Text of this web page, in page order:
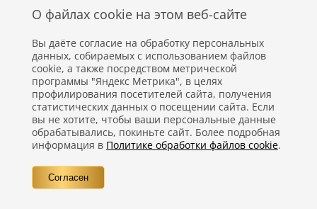
Мочка носа:
у питбультерьера может быть любого
цвета, в зависимости от окраса, в то время как у
стаффордширского терьера — только черного.
Телосложение:у питбуля легче костяк и не такая
широкая грудная клетка, как у стаффорда. У последнего
мощная и мускулистая грудь, крупные лапы и
приземистый корпус.
Когти:у американского стаффордширского терьера
всегда белого цвета, у питбуля — черного.
Строение морды:
шире, квадратной формы, с выраженными стопом,
О файлах cookie на этом веб-сайте
Вы даёте согласие на обработку персональных
данных, собираемых с использованием файлов
cookie, а также посредством метрической
программы "Яндекс Метрика", в целях
профилирования посетителей сайта, получения
статистических данных о посещении сайта. Если
вы не хотите, чтобы ваши персональные данные
обрабатывались, покиньте сайт. Более подробная
информация в Политике обработки файлов cookie.
Согласен